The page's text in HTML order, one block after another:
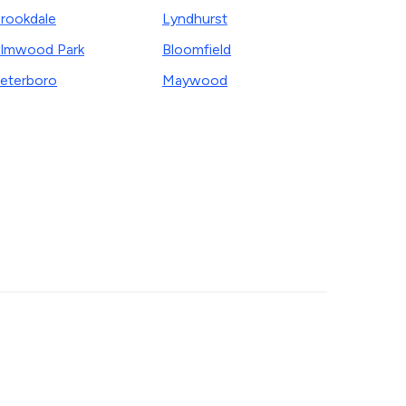
Park
Lyndhurst
Bloomfield
Maywood